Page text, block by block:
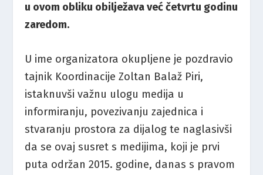
u ovom obliku obilježava već četvrtu godinu
zaredom.
U ime organizatora okupljene je pozdravio
tajnik Koordinacije Zoltan Balaž Piri,
istaknuvši važnu ulogu medija u
informiranju, povezivanju zajednica i
stvaranju prostora za dijalog te naglasivši
da se ovaj susret s medijima, koji je prvi
puta održan 2015. godine, danas s pravom